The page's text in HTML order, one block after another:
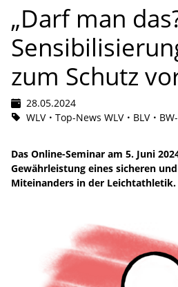
„Darf man
zum Schutz
28.05.2024
WLV
Top-News WLV BLV
Das Online-Seminar am 5. Juni
Gewährleistung eines sicheren
Miteinanders in der Leichtathletik.